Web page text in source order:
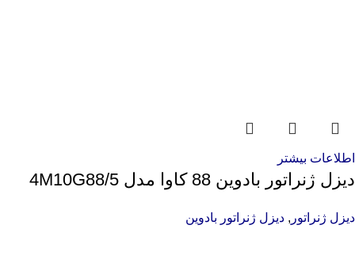
اطلاعات بیشتر
دیزل ژنراتور بادوین 88 کاوا مدل 4M10G88/5
دیزل ژنراتور , دیزل ژنراتور بادوین